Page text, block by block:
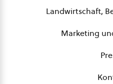
Landwirtschaft,
Marketing